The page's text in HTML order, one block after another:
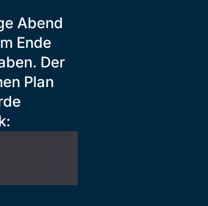
Abend
Ende
Der
Plan